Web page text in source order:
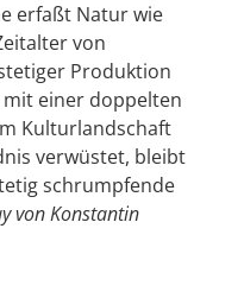
erfaßt Natur wie
von
Produktion
einer doppelten
Kulturlandschaft
verwüstet, bleibt
schrumpfende
von Konstantin